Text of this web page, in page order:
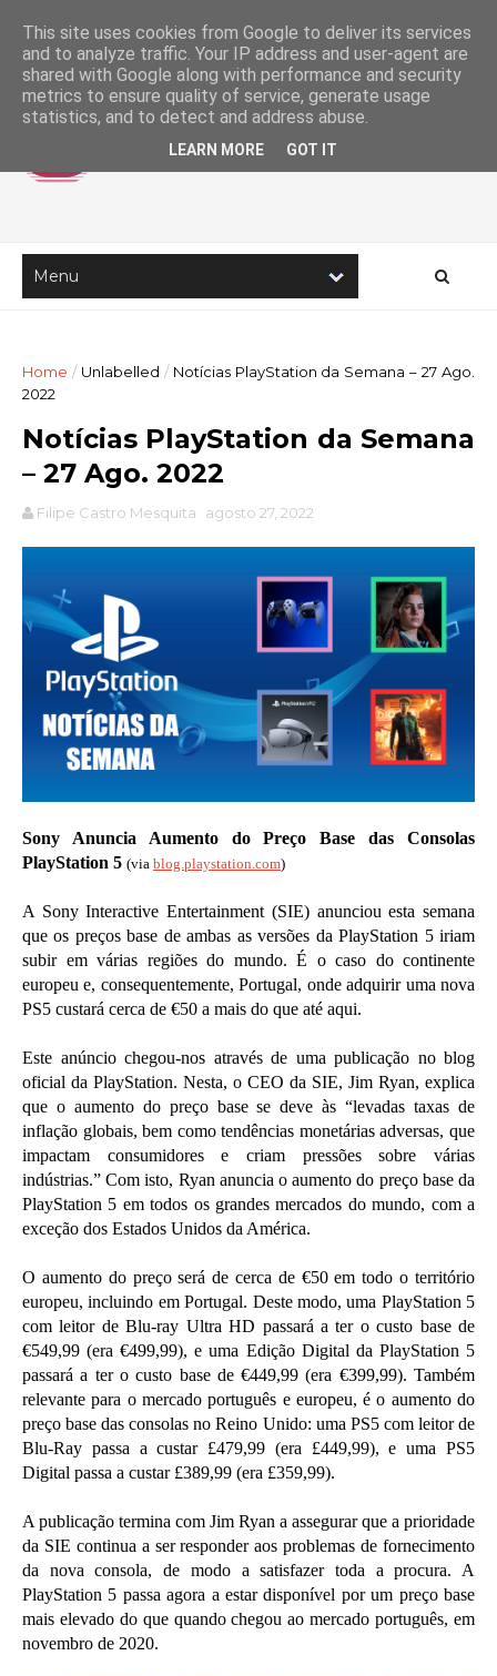
Home /Unlabelled / Notícias PlayStation da Semana – 27 Ago.
2022
Notícias PlayStation da Semana
– 27 Ago. 2022
Filipe Castro Mesquita agosto 27, 2022
Sony Anuncia Aumento do Preço Base das Consolas
PlayStation 5 (via blog.playstation.com)
A Sony Interactive Entertainment (SIE) anunciou esta semana
que os preços base de ambas as versões da PlayStation 5 iriam
subir em várias regiões do mundo. É o caso do continente
europeu e, consequentemente, Portugal, onde adquirir uma nova
PS5 custará cerca de €50 a mais do que até aqui.
Este anúncio chegou-nos através de uma publicação no blog
oficial da PlayStation. Nesta, o CEO da SIE, Jim Ryan, explica
que o aumento do preço base se deve às “levadas taxas de
inflação globais, bem como tendências monetárias adversas, que
impactam consumidores e criam pressões sobre várias
indústrias.” Com isto, Ryan anuncia o aumento do preço base da
PlayStation 5 em todos os grandes mercados do mundo, com a
exceção dos Estados Unidos da América.
O aumento do preço será de cerca de €50 em todo o território
europeu, incluindo em Portugal. Deste modo, uma PlayStation 5
com leitor de Blu-ray Ultra HD passará a ter o custo base de
€549,99 (era €499,99), e uma Edição Digital da PlayStation 5
passará a ter o custo base de €449,99 (era €399,99). Também
relevante para o mercado português e europeu, é o aumento do
preço base das consolas no Reino Unido: uma PS5 com leitor de
Blu-Ray passa a custar £479,99 (era £449,99), e uma PS5
Digital passa a custar £389,99 (era £359,99).
A publicação termina com Jim Ryan a assegurar que a prioridade
da SIE continua a ser responder aos problemas de fornecimento
da nova consola, de modo a satisfazer toda a procura. A
PlayStation 5 passa agora a estar disponível por um preço base
mais elevado do que quando chegou ao mercado português, em
novembro de 2020.
This site uses cookies from Google to deliver its services
and to analyze traffic. Your IP address and user-agent are
shared with Google along with performance and security
metrics to ensure quality of service, generate usage
statistics, and to detect and address abuse.
LEARN MORE GOT IT